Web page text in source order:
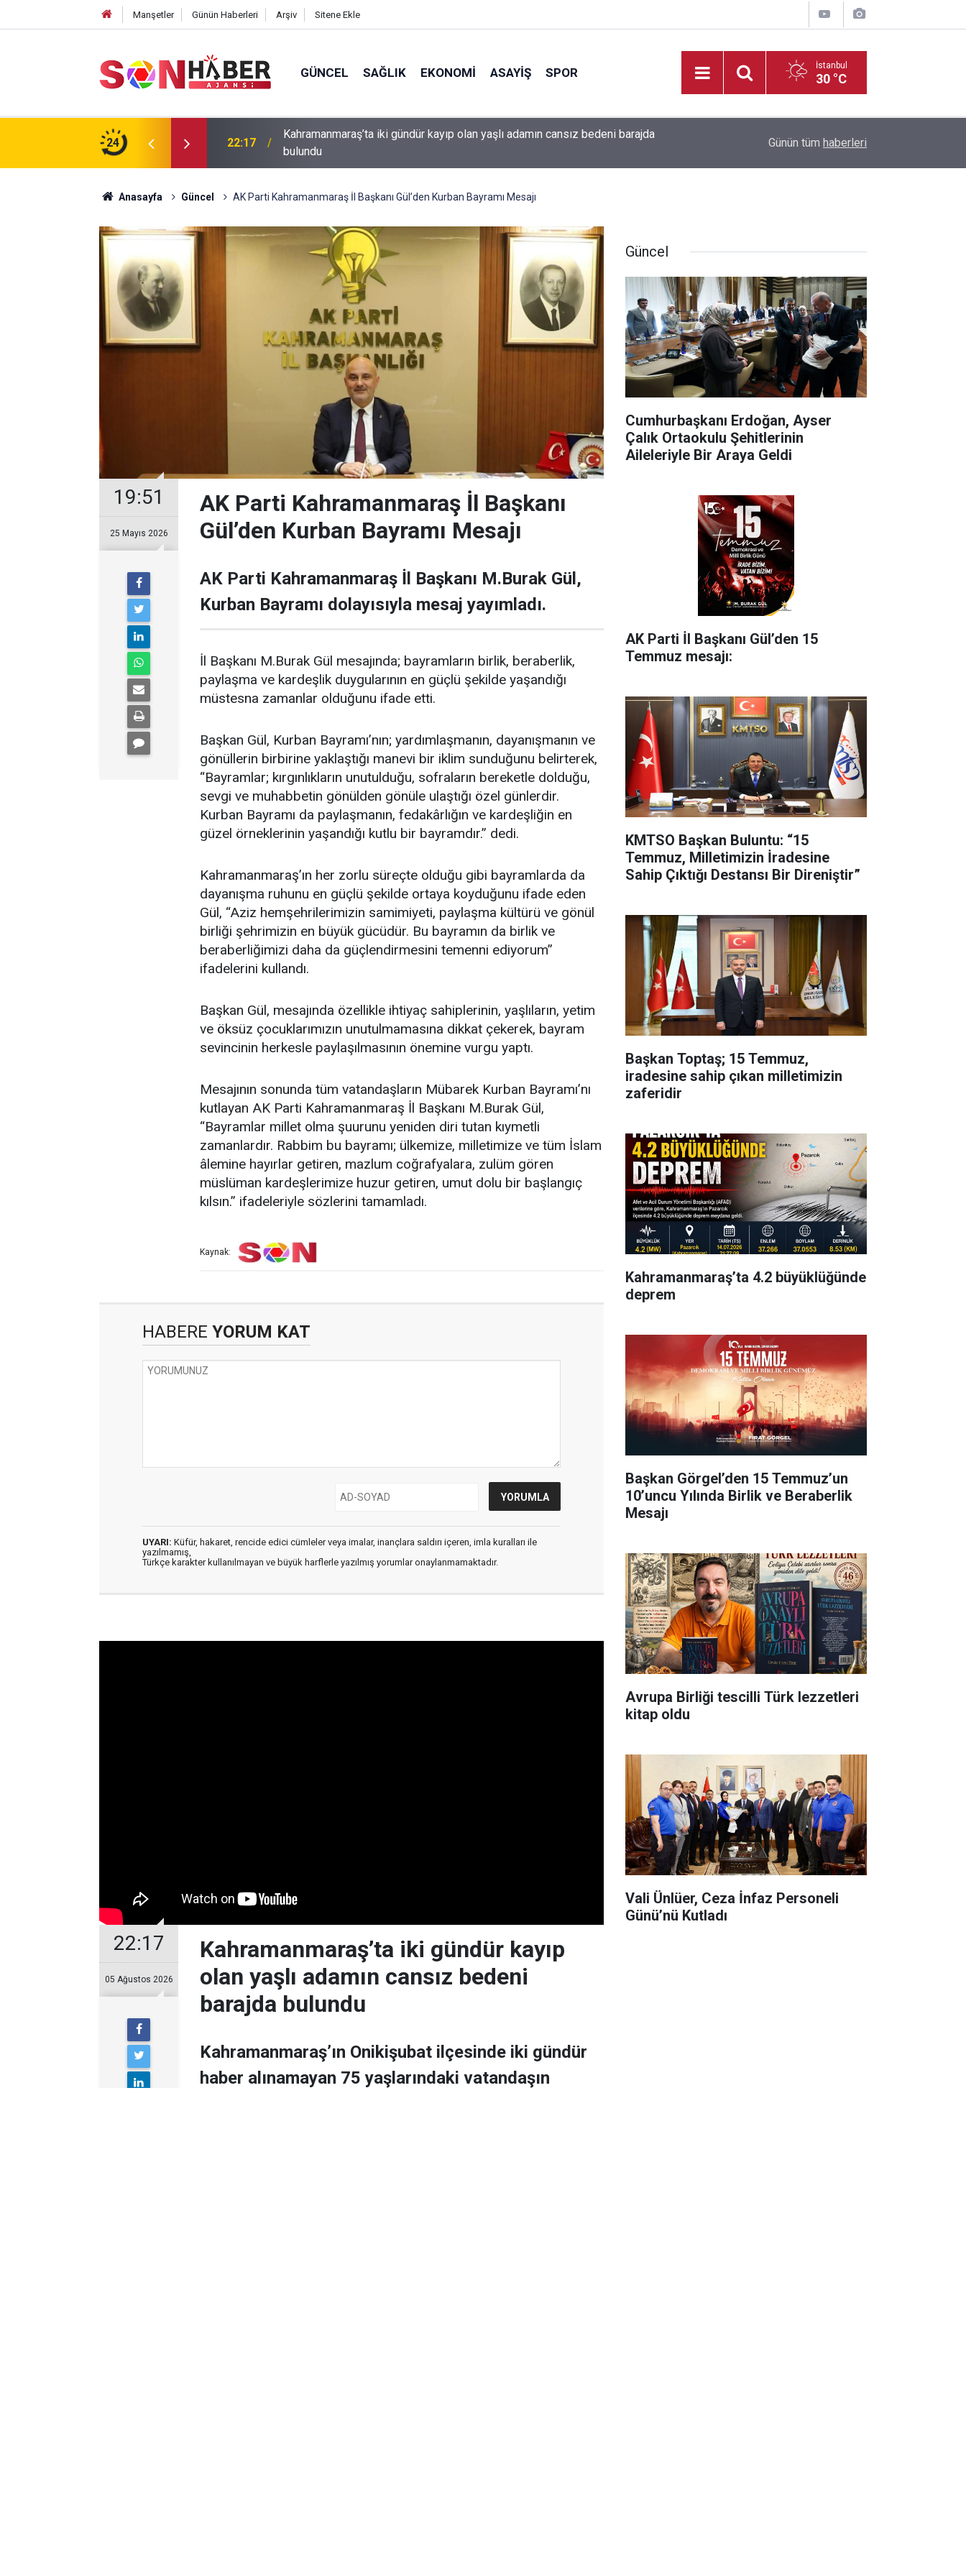
Manşetler Günün Haberleri Arşiv Sitene Ekle
GÜNCEL SAĞLIK EKONOMI ASAYIŞ SPOR İstanbul
30 °C
24
olan yaşlı adamın cansız bedeni barajda
20:43 Andırın’da Bir Grup Yolu Daha İyileştirildi Madrigal, Perşembe Günü KAFUM’da Sahne
Günün tüm haberleri
Anasayfa Güncel AK Parti Kahramanmaraş İl Başkanı Gül’den Kurban Bayramı Mesajı
19:51
25 Mayıs 2026
AK Parti Kahramanmaraş İl Başkanı
Gül’den Kurban Bayramı Mesajı
AK Parti Kahramanmaraş İl Başkanı M.Burak Gül,
Kurban Bayramı dolayısıyla mesaj yayımladı.
İl Başkanı M.Burak Gül mesajında; bayramların birlik, beraberlik,
paylaşma ve kardeşlik duygularının en güçlü şekilde yaşandığı
müstesna zamanlar olduğunu ifade etti.
Başkan Gül, Kurban Bayramı’nın; yardımlaşmanın, dayanışmanın ve
gönüllerin birbirine yaklaştığı manevi bir iklim sunduğunu belirterek,
“Bayramlar; kırgınlıkların unutulduğu, sofraların bereketle dolduğu,
sevgi ve muhabbetin gönülden gönüle ulaştığı özel günlerdir.
Kurban Bayramı da paylaşmanın, fedakârlığın ve kardeşliğin en
güzel örneklerinin yaşandığı kutlu bir bayramdır.” dedi.
Kahramanmaraş’ın her zorlu süreçte olduğu gibi bayramlarda da
dayanışma ruhunu en güçlü şekilde ortaya koyduğunu ifade eden
Gül, “Aziz hemşehrilerimizin samimiyeti, paylaşma kültürü ve gönül
birliği şehrimizin en büyük gücüdür. Bu bayramın da birlik ve
beraberliğimizi daha da güçlendirmesini temenni ediyorum”
ifadelerini kullandı.
Başkan Gül, mesajında özellikle ihtiyaç sahiplerinin, yaşlıların, yetim
ve öksüz çocuklarımızın unutulmamasına dikkat çekerek, bayram
sevincinin herkesle paylaşılmasının önemine vurgu yaptı.
Mesajının sonunda tüm vatandaşların Mübarek Kurban Bayramı’nı
kutlayan AK Parti Kahramanmaraş İl Başkanı M.Burak Gül,
“Bayramlar millet olma şuurunu yeniden diri tutan kıymetli
zamanlardır. Rabbim bu bayramı; ülkemize, milletimize ve tüm İslam
âlemine hayırlar getiren, mazlum coğrafyalara, zulüm gören
müslüman kardeşlerimize huzur getiren, umut dolu bir başlangıç
kılsın.” ifadeleriyle sözlerini tamamladı.
Kaynak:
HABERE YORUM KAT
UYARI: Küfür, hakaret, rencide edici cümleler veya imalar, inançlara saldırı içeren, imla kuralları ile
yazılmamış,
Türkçe karakter kullanılmayan ve büyük harflerle yazılmış yorumlar onaylanmamaktadır.
22:17
05 Ağustos 2026
Kahramanmaraş’ta iki gündür kayıp
olan yaşlı adamın cansız bedeni
barajda bulundu
Kahramanmaraş’ın Onikişubat ilçesinde iki gündür
haber alınamayan 75 yaşlarındaki vatandaşın
Güncel
Cumhurbaşkanı Erdoğan, Ayser
Çalık Ortaokulu Şehitlerinin
Aileleriyle Bir Araya Geldi
AK Parti İl Başkanı Gül’den 15
Temmuz mesajı:
KMTSO Başkan Buluntu: “15
Temmuz, Milletimizin İradesine
Sahip Çıktığı Destansı Bir Direniştir”
Başkan Toptaş; 15 Temmuz,
iradesine sahip çıkan milletimizin
zaferidir
Kahramanmaraş’ta 4.2 büyüklüğünde
deprem
Başkan Görgel’den 15 Temmuz’un
10’uncu Yılında Birlik ve Beraberlik
Mesajı
Avrupa Birliği tescilli Türk lezzetleri
kitap oldu
Vali Ünlüer, Ceza İnfaz Personeli
Günü’nü Kutladı